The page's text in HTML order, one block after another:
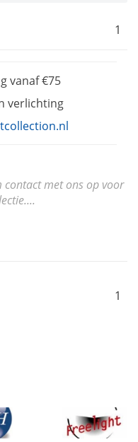
1
vanaf €75
verlichting
contact met ons op voor
1